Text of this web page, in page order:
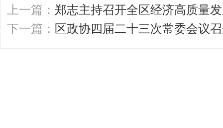
上一篇： 郑志主持召开全区经济高质量
下一篇： 区政协四届二十三次常委会议